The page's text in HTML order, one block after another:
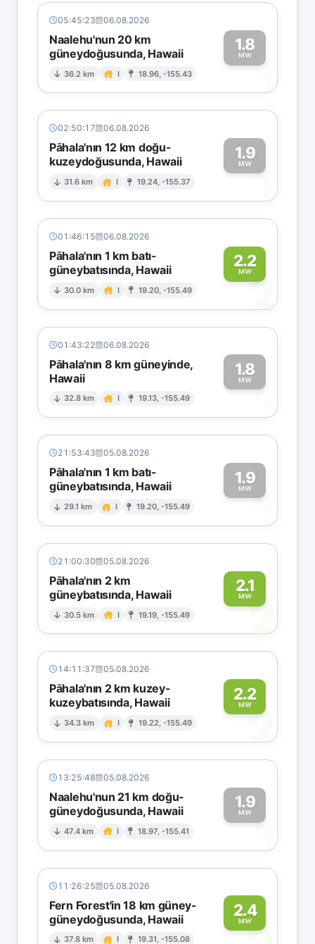
05:45:23 06.08.2026
Naalehu'nun 20 km
güneydoğusunda, Hawaii
36.2 km I 18.96, -155.43
1.8
MW1
02:50:17 06.08.2026
Pāhala'nın 12 km doğu-
kuzeydoğusunda, Hawaii
31.6 km I 19.24, -155.37
1.9
MW1
01:46:15 06.08.2026
Pāhala'nın 1 km batı-
güneybatısında, Hawaii
30.0 km I 19.20, -155.49
2.2
MW
2
01:43:22 06.08.2026
Pāhala'nın 8 km güneyinde,
Hawaii
32.8 km I 19.13, -155.49
1.8
MW1
21:53:43 05.08.2026
Pāhala'nın 1 km batı-
güneybatısında, Hawaii
29.1 km I 19.20, -155.49
1.9
MW1
21:00:30 05.08.2026
Pāhala'nın 2 km
güneybatısında, Hawaii
30.5 km I 19.19, -155.49
2.1
MW2
14:11:37 05.08.2026
Pāhala'nın 2 km kuzey-
kuzeybatısında, Hawaii
34.3 km I 19.22, -155.49
2.2
MW2
13:25:48 05.08.2026
Naalehu'nun 21 km doğu-
güneydoğusunda, Hawaii
47.4 km I 18.97, -155.41
1.9
MW1
11:26:25 05.08.2026
Fern Forest'in 18 km güney-
güneydoğusunda, Hawaii
37.8 km I 19.31, -155.08
2.4
MW